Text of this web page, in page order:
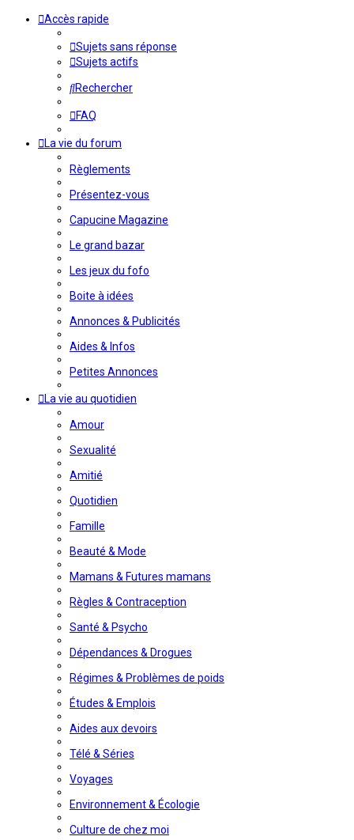
Accès rapide
Sujets sans réponse
Sujets actifs
Rechercher
FAQ
La vie du forum
Règlements
Présentez-vous
Capucine Magazine
Le grand bazar
Les jeux du fofo
Boite à idées
Annonces & Publicités
Aides & Infos
Petites Annonces
La vie au quotidien
Amour
Sexualité
Amitié
Quotidien
Famille
Beauté & Mode
Mamans & Futures mamans
Règles & Contraception
Santé & Psycho
Dépendances & Drogues
Régimes & Problèmes de poids
Études & Emplois
Aides aux devoirs
Télé & Séries
Voyages
Environnement & Écologie
Culture de chez moi